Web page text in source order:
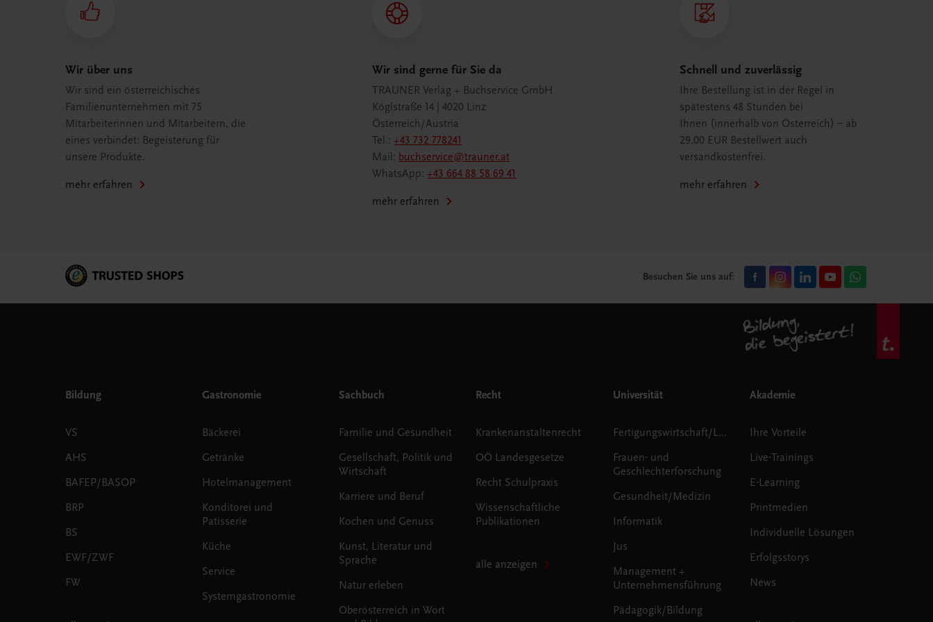
Wir über uns
Wir sind ein österreichisches
Familienunternehmen mit 75
Mitarbeiterinnen und Mitarbeitern, die
eines verbindet: Begeisterung für
unsere Produkte.
mehr erfahren
Wir sind gerne für Sie da
TRAUNER Verlag + Buchservice GmbH
Köglstraße 14 | 4020 Linz
Österreich/Austria
Tel.:+43 732 778241
Mail: buchservice@trauner.at
WhatsApp:+43 664 88 58 69 41
mehr erfahren
Schnell und zuverlässig
Ihre Bestellung ist in der Regel in
spätestens 48 Stunden bei
Ihnen (innerhalb von Österreich) – ab
29,00 EUR Bestellwert auch
versandkostenfrei.
mehr erfahren
Besuchen Sie uns auf:
Bildung
VS
AHS
BAFEP/BASOP
BRP
BS
EWF/ZWF
FW
Gastronomie
Bäckerei
Getränke
Hotelmanagement
Konditorei und
Patisserie
Küche
Service
Systemgastronomie
Sachbuch
Familie und Gesundheit
Gesellschaft, Politik und
Wirtschaft
Karriere und Beruf
Kochen und Genuss
Kunst, Literatur und
Sprache
Natur erleben
Oberösterreich in Wort
Recht
Krankenanstaltenrecht
OÖ Landesgesetze
Recht Schulpraxis
Wissenschaftliche
Publikationen
alle anzeigen
Universität
Fertigungswirtschaft/Logistik
Frauen- und
Geschlechterforschung
Gesundheit/Medizin
Informatik
Jus
Management +
Unternehmensführung
Pädagogik/Bildung
Akademie
Ihre Vorteile
Live-Trainings
E-Learning
Printmedien
Individuelle Lösungen
Erfolgsstorys
News